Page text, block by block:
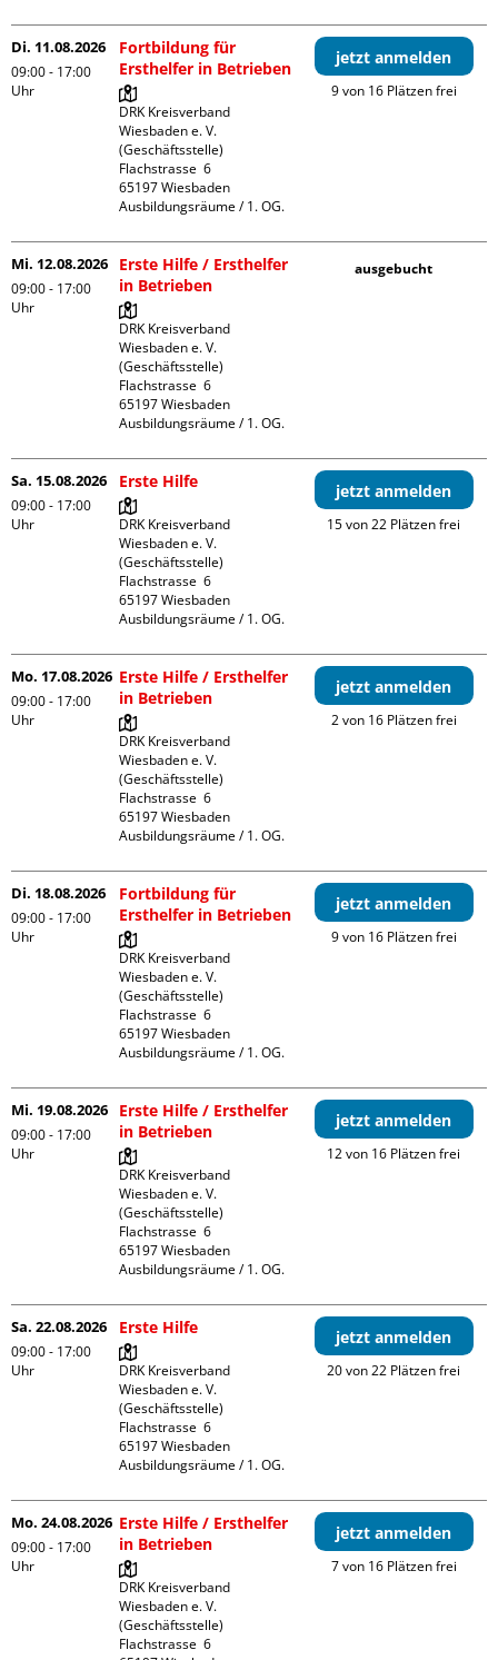
Di. 11.08.2026
09:00 - 17:00
Uhr
Fortbildung für
Ersthelfer in Betrieben
DRK Kreisverband
Wiesbaden e. V.
(Geschäftsstelle)
Flachstrasse  6
65197 Wiesbaden
Ausbildungsräume / 1. OG.
jetzt anmelden
9 von 16 Plätzen frei
Mi. 12.08.2026
09:00 - 17:00
Uhr
Erste Hilfe / Ersthelfer
in Betrieben
DRK Kreisverband
Wiesbaden e. V.
(Geschäftsstelle)
Flachstrasse  6
65197 Wiesbaden
Ausbildungsräume / 1. OG.
ausgebucht
Sa. 15.08.2026
09:00 - 17:00
Uhr
Erste Hilfe
DRK Kreisverband
Wiesbaden e. V.
(Geschäftsstelle)
Flachstrasse  6
65197 Wiesbaden
Ausbildungsräume / 1. OG.
jetzt anmelden
15 von 22 Plätzen frei
Mo. 17.08.2026
09:00 - 17:00
Uhr
Erste Hilfe / Ersthelfer
in Betrieben
DRK Kreisverband
Wiesbaden e. V.
(Geschäftsstelle)
Flachstrasse  6
65197 Wiesbaden
Ausbildungsräume / 1. OG.
jetzt anmelden
2 von 16 Plätzen frei
Di. 18.08.2026
09:00 - 17:00
Uhr
Fortbildung für
Ersthelfer in Betrieben
DRK Kreisverband
Wiesbaden e. V.
(Geschäftsstelle)
Flachstrasse  6
65197 Wiesbaden
Ausbildungsräume / 1. OG.
jetzt anmelden
9 von 16 Plätzen frei
Mi. 19.08.2026
09:00 - 17:00
Uhr
Erste Hilfe / Ersthelfer
in Betrieben
DRK Kreisverband
Wiesbaden e. V.
(Geschäftsstelle)
Flachstrasse  6
65197 Wiesbaden
Ausbildungsräume / 1. OG.
jetzt anmelden
12 von 16 Plätzen frei
Sa. 22.08.2026
09:00 - 17:00
Uhr
Erste Hilfe
DRK Kreisverband
Wiesbaden e. V.
(Geschäftsstelle)
Flachstrasse  6
65197 Wiesbaden
Ausbildungsräume / 1. OG.
jetzt anmelden
20 von 22 Plätzen frei
Mo. 24.08.2026
09:00 - 17:00
Uhr
Erste Hilfe / Ersthelfer
in Betrieben
DRK Kreisverband
Wiesbaden e. V.
(Geschäftsstelle)
Flachstrasse  6
jetzt anmelden
7 von 16 Plätzen frei